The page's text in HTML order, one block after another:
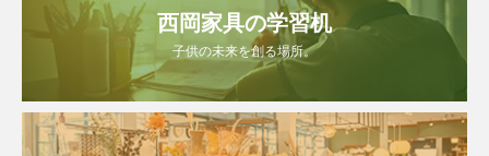
西岡家具の学習机
子供の未来を創る場所。